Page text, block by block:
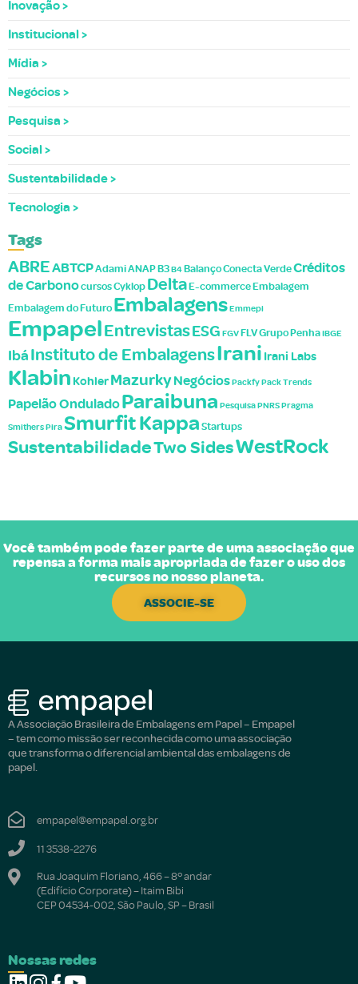
Inovação
Institucional
Mídia
Negócios
Pesquisa
Social
Sustentabilidade
Tecnologia
Tags
ABREABTCPAdamiANAPB3B4BalançoConecta VerdeCréditos
de CarbonocursosCyklopDeltaE-commerceEmbalagem
Embalagem do FuturoEmbalagensEmmepi
EmpapelEntrevistasESG FGVFLVGrupo PenhaIBGE
IbáInstituto de EmbalagensIrani Irani Labs
KlabinKohlerMazurkyNegóciosPackfyPack Trends
Papelão OnduladoParaibuna PesquisaPNRSPragma
Smithers PiraSmurfit KappaStartups
SustentabilidadeTwo SidesWestRock
Você também pode fazer parte de uma associação que
repensa a forma mais apropriada de fazer o uso dos
recursos no nosso planeta.
ASSOCIE-SE
A Associação Brasileira de Embalagens em Papel – Empapel
– tem como missão ser reconhecida como uma associação
que transforma o diferencial ambiental das embalagens de
papel.
empapel@empapel.org.br
11 3538-2276
Rua Joaquim Floriano, 466 – 8º andar
(Edifício Corporate) – Itaim Bibi
CEP 04534-002, São Paulo, SP – Brasil
Nossas redes